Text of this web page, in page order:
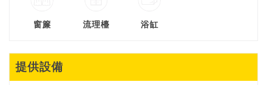
窗簾 流理檯 浴缸
提供設備